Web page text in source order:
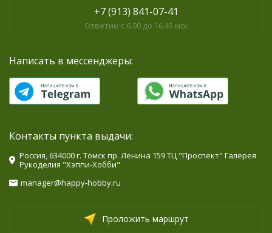
+7 (913) 841-07-41
Ответим с 6.00 до 16.45 мск
Написать в мессенджеры:
Контакты пункта выдачи:
Россия, 634000 г. Томск пр. Ленина 159 ТЦ "Проспект" Галерея
Рукоделия "Хэппи-Хобби"
manager@happy-hobby.ru
Проложить маршрут